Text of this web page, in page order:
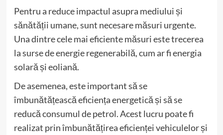
Pentru a reduce impactul asupra mediului și
sănătății umane, sunt necesare măsuri urgente.
Una dintre cele mai eficiente măsuri este trecerea
la surse de energie regenerabilă, cum ar fi energia
solară și eoliană.
De asemenea, este important să se
îmbunătățească eficiența energetică și să se
reducă consumul de petrol. Acest lucru poate fi
realizat prin îmbunătățirea eficienței vehiculelor și